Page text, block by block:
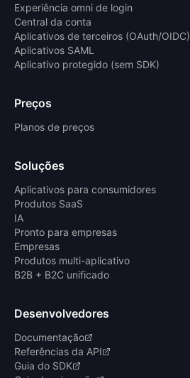
Experiência omni de login
Central da conta
Aplicativos de terceiros (OAuth/OIDC)
Aplicativos SAML
Aplicativo protegido (sem SDK)
Preços
Planos de preços
Soluções
Aplicativos para consumidores
Produtos SaaS
IA
Pronto para empresas
Empresas
Produtos multi-aplicativo
B2B + B2C unificado
Desenvolvedores
Documentação
Referências da API
Guia do SDK